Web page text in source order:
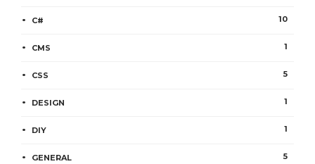
C# 10
CMS 1
CSS 5
DESIGN 1
DIY 1
GENERAL 5